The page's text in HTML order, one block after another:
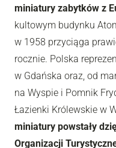
miniatury zabytków z
kultowym budynku
w 1958 przyciąga
rocznie. Polska
w Gdańska oraz, od
na Wyspie i Pomnik
Łazienki Królewskie w
miniatury powstały
Organizacji